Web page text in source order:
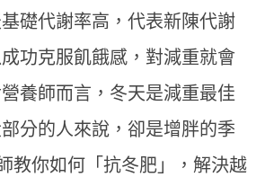
礎代謝率高，代表新陳代謝
功克服飢餓感，對減重就會
養師而言，冬天是減重最佳
分的人來說，卻是增胖的季
教你如何「抗冬肥」，解決越